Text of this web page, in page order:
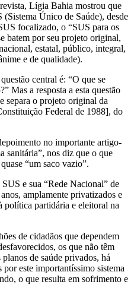
Lígia Bahia mostrou que
Único de Saúde), desde
focalizado, o “SUS para os
batem por seu projeto original,
estatal, público, integral,
e de qualidade).
central é: “O que se
Mas a resposta a esta questão
separa o projeto original da
Federal de 1988], do
no importante artigo-
sanitária”, nos diz que o que
“um saco vazio”.
e sua “Rede Nacional” de
amplamente privatizados e
política partidária e eleitoral na
de cidadãos que dependem
os que não têm
de saúde privados, há
este importantíssimo sistema
o que resulta em sofrimento e